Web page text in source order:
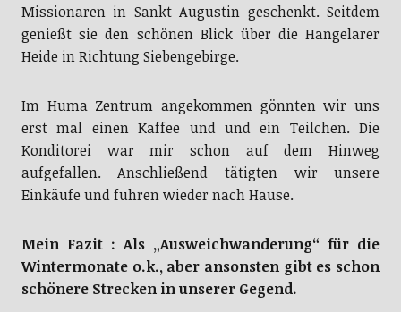
Missionaren in Sankt Augustin geschenkt. Seitdem
genießt sie den schönen Blick über die Hangelarer
Heide in Richtung Siebengebirge.
Im Huma Zentrum angekommen gönnten wir uns
erst mal einen Kaffee und und ein Teilchen. Die
Konditorei war mir schon auf dem Hinweg
aufgefallen. Anschließend tätigten wir unsere
Einkäufe und fuhren wieder nach Hause.
Mein Fazit : Als „Ausweichwanderung“ für die
Wintermonate o.k., aber ansonsten gibt es schon
schönere Strecken in unserer Gegend.